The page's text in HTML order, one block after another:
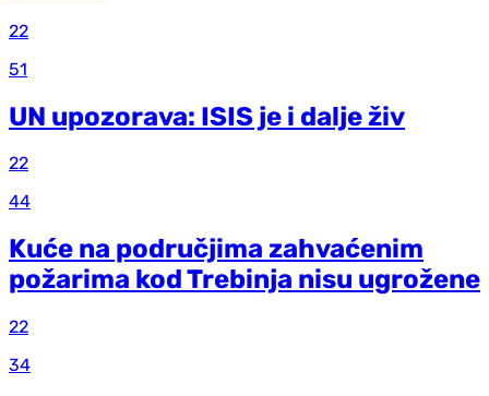
22
51
UN upozorava: ISIS je i dalje živ
22
44
Kuće na područjima zahvaćenim
požarima kod Trebinja nisu ugrožene
22
34